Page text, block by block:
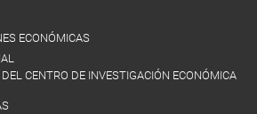
ECONÓMICAS
CENTRO DE INVESTIGACIÓN ECONÓMICA